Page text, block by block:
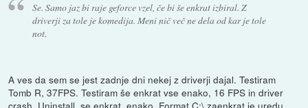
Se. Samo jaz bi raje geforce vzel, če bi še enkrat izbiral. Z
driverji za tole je komedija. Meni nič več ne dela od kar je tole
not.
A ves da sem se jest zadnje dni nekej z driverji dajal. Testiram
Tomb R, 37FPS. Testiram še enkrat vse enako, 16 FPS in driver